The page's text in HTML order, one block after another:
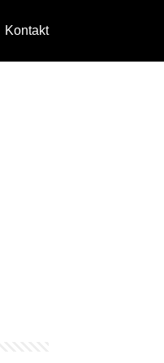
Kontakt